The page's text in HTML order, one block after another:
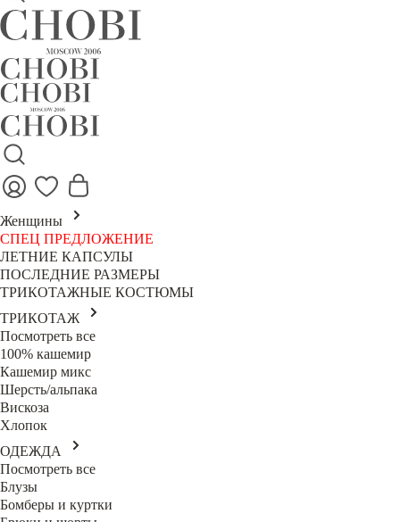
Женщины
СПЕЦ ПРЕДЛОЖЕНИЕ
ЛЕТНИЕ КАПСУЛЫ
ПОСЛЕДНИЕ РАЗМЕРЫ
ТРИКОТАЖНЫЕ КОСТЮМЫ
ТРИКОТАЖ
Посмотреть все
100% кашемир
Кашемир микс
Шерсть/альпака
Вискоза
Хлопок
ОДЕЖДА
Посмотреть все
Блузы
Бомберы и куртки